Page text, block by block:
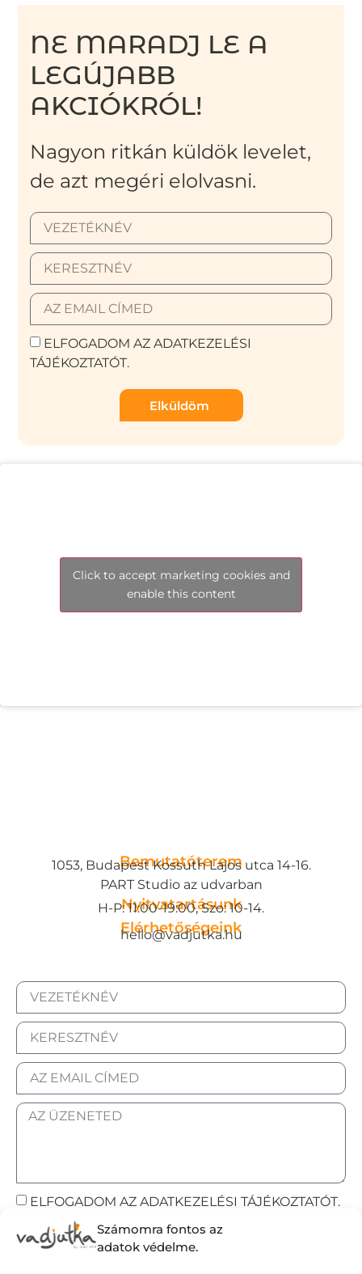
Számomra fontos az
adatok védelme.
NE MARADJ LE A
LEGÚJABB
AKCIÓKRÓL!
Nagyon ritkán küldök levelet,
de azt megéri elolvasni.
ELFOGADOM AZ ADATKEZELÉSI
TÁJÉKOZTATÓT.
Elküldöm
Click to accept marketing cookies and
enable this content
Bemutatóterem
1053, Budapest Kossuth Lajos utca 14-16.
PART Studio az udvarban
Nyitvatartásunk
H-P: 11:00-19:00, Szo: 10-14.
Elérhetőségeink
hello@vadjutka.hu
ELFOGADOM AZ ADATKEZELÉSI TÁJÉKOZTATÓT.
Elküldöm